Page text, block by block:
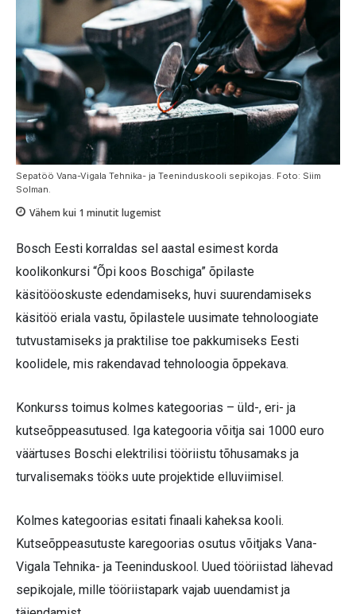
Sepatöö Vana-Vigala Tehnika- ja Teeninduskooli sepikojas. Foto: Siim
Solman.
Vähem kui 1 minutit lugemist
Bosch Eesti korraldas sel aastal esimest korda
koolikonkursi “Õpi koos Boschiga” õpilaste
käsitööoskuste edendamiseks, huvi suurendamiseks
käsitöö eriala vastu, õpilastele uusimate tehnoloogiate
tutvustamiseks ja praktilise toe pakkumiseks Eesti
koolidele, mis rakendavad tehnoloogia õppekava.
Konkurss toimus kolmes kategoorias – üld-, eri- ja
kutseõppeasutused. Iga kategooria võitja sai 1000 euro
väärtuses Boschi elektrilisi tööriistu tõhusamaks ja
turvalisemaks tööks uute projektide elluviimisel.
Kolmes kategoorias esitati finaali kaheksa kooli.
Kutseõppeasutuste karegoorias osutus võitjaks Vana-
Vigala Tehnika- ja Teeninduskool. Uued tööriistad lähevad
sepikojale, mille tööriistapark vajab uuendamist ja